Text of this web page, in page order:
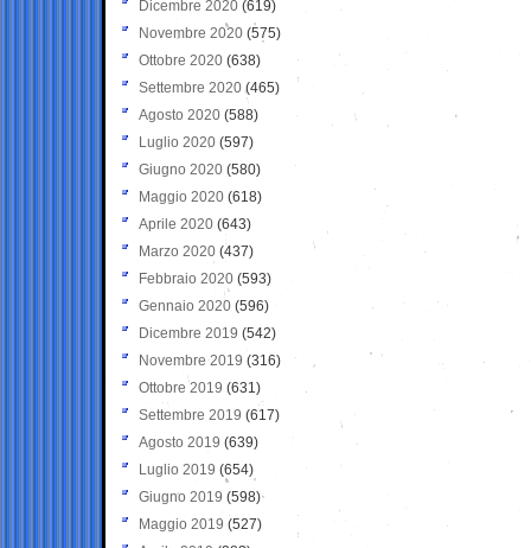
Dicembre 2020 (619)
Novembre 2020 (575)
Ottobre 2020 (638)
Settembre 2020(465)
Agosto 2020 (588)
Luglio 2020 (597)
Giugno 2020 (580)
Maggio 2020 (618)
Aprile 2020 (643)
Marzo 2020 (437)
Febbraio 2020 (593)
Gennaio 2020 (596)
Dicembre 2019 (542)
Novembre 2019 (316)
Ottobre 2019 (631)
Settembre 2019 (617)
Agosto 2019 (639)
Luglio 2019 (654)
Giugno 2019 (598)
Maggio 2019 (527)